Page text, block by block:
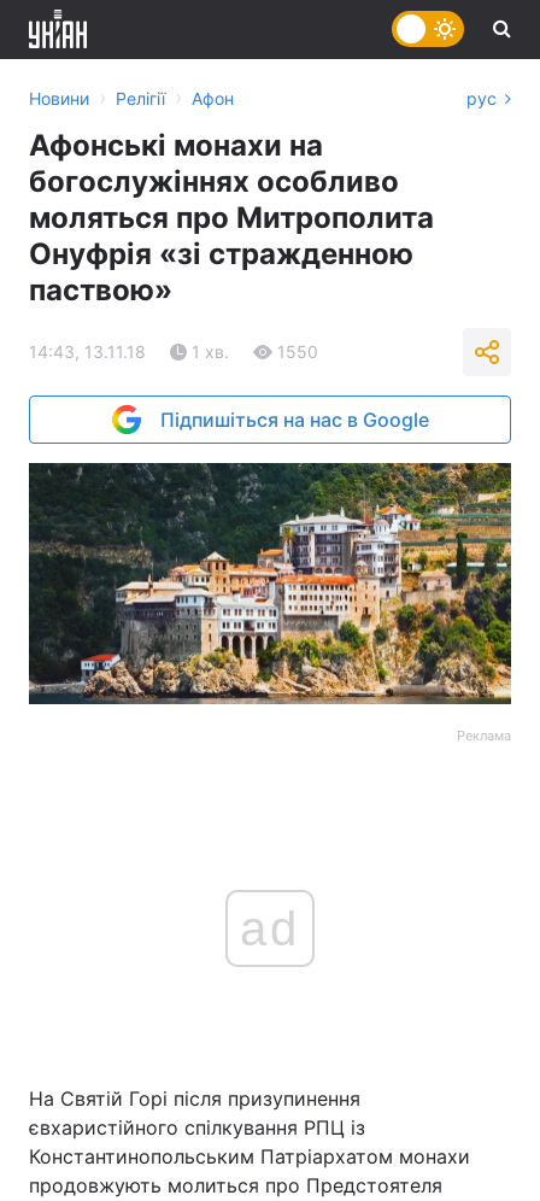
Головна Війна
Новини › Релігії › Афон рус
Афонські монахи на
богослужіннях особливо
моляться про Митрополита
Онуфрія «зі стражденною
паствою»
14:43, 13.11.18 1 хв. 1550
Підпишіться на нас в Google
Реклама
ad
На Святій Горі після призупинення
євхаристійного спілкування РПЦ із
Константинопольським Патріархатом монахи
продовжують молиться про Предстоятеля